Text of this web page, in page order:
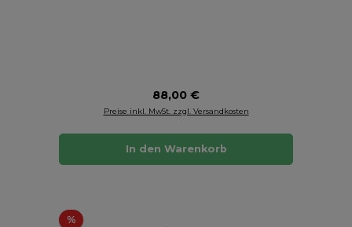
Regulärer Preis:
88,00 €
Preise inkl. MwSt. zzgl. Versandkosten
In den Warenkorb
%Rabatt